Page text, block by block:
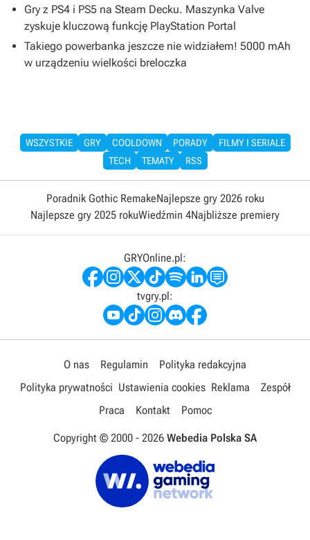
Gry z PS4 i PS5 na Steam Decku. Maszynka Valve
zyskuje kluczową funkcję PlayStation Portal
Takiego powerbanka jeszcze nie widziałem! 5000 mAh
w urządzeniu wielkości breloczka
WSZYSTKIE GRY COOLDOWN PORADY
FILMY I SERIALE
TECH
TEMATY RSS
Poradnik Gothic RemakeNajlepsze gry 2026 roku
Najlepsze gry 2025 rokuWiedźmin 4Najbliższe premiery
GRYOnline.pl:
tvgry.pl:
O nas Regulamin
Polityka redakcyjna
Polityka prywatności Ustawienia cookies Reklama
Zespół
Praca
Kontakt Pomoc
Copyright © 2000 - 2026 Webedia Polska SA